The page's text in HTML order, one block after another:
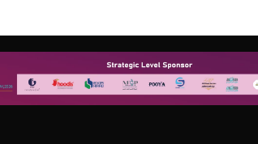
فراهم شد.